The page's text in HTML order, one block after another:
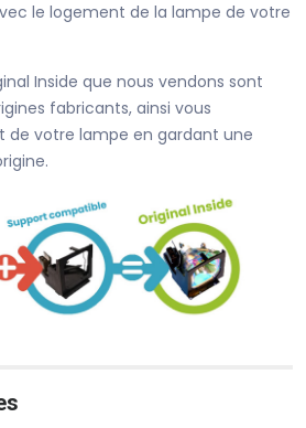
le logement de la lampe de votre
Inside que nous vendons sont
fabricants, ainsi vous
de votre lampe en gardant une